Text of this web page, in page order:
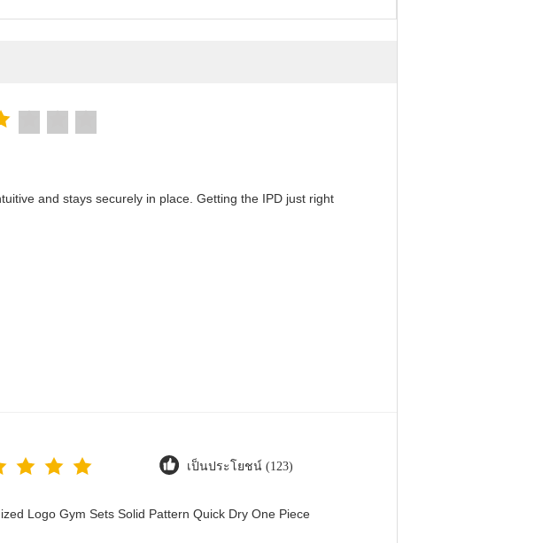
and stays securely in place. Getting the IPD just right
เป็นประโยชน์ (123)
Logo Gym Sets Solid Pattern Quick Dry One Piece